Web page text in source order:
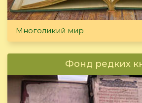
Многоликий мир
Фонд редких